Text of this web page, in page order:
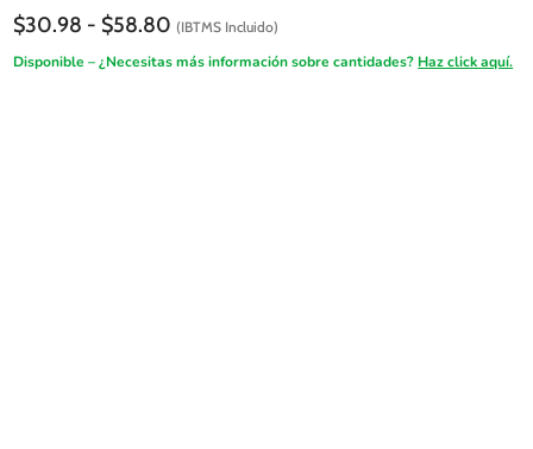
$30.98 - $58.80 Rango
precios:
(IBTMS Incluido)
Disponible – ¿Necesitas más información sobre cantidades? Haz click aquí.